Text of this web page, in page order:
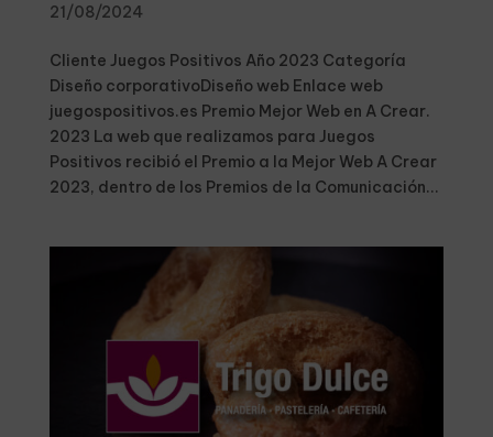
21/08/2024
Cliente Juegos Positivos Año 2023 Categoría
Diseño corporativoDiseño web Enlace web
juegospositivos.es Premio Mejor Web en A Crear.
2023 La web que realizamos para Juegos
Positivos recibió el Premio a la Mejor Web A Crear
2023, dentro de los Premios de la Comunicación...